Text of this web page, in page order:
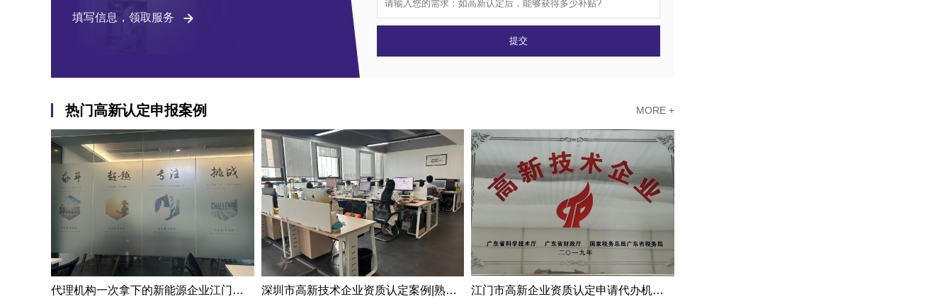
填写信息，领取服务
热门高新认定申报案例 MORE +
深圳市高新技术企业资质认定案例|熟练掌握国家高新企业资质认定 江门市高新企业资质认定申请代办机构服务案例 东莞高新技术企业认定办理案例：科技企业通过专家意见提高成过率